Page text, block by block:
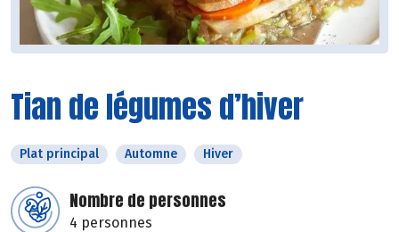
Tian de légumes d’hiver
Plat principal Automne Hiver
Nombre de personnes
4 personnes